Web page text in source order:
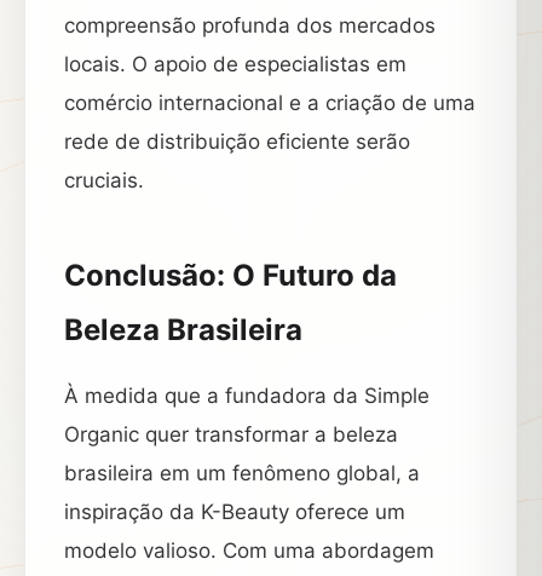
compreensão profunda dos mercados
locais. O apoio de especialistas em
comércio internacional e a criação de uma
rede de distribuição eficiente serão
cruciais.
Conclusão: O Futuro da
Beleza Brasileira
À medida que a fundadora da Simple
Organic quer transformar a beleza
brasileira em um fenômeno global, a
inspiração da K-Beauty oferece um
modelo valioso. Com uma abordagem